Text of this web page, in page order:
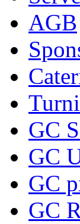
AGB
GC
GC
GC
GC